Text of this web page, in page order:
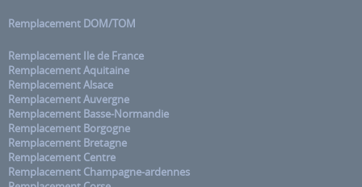
Remplacement DOM/TOM
Remplacement Ile de France
Remplacement Aquitaine
Remplacement Alsace
Remplacement Auvergne
Remplacement Basse-Normandie
Remplacement Borgogne
Remplacement Bretagne
Remplacement Centre
Remplacement Champagne-ardennes